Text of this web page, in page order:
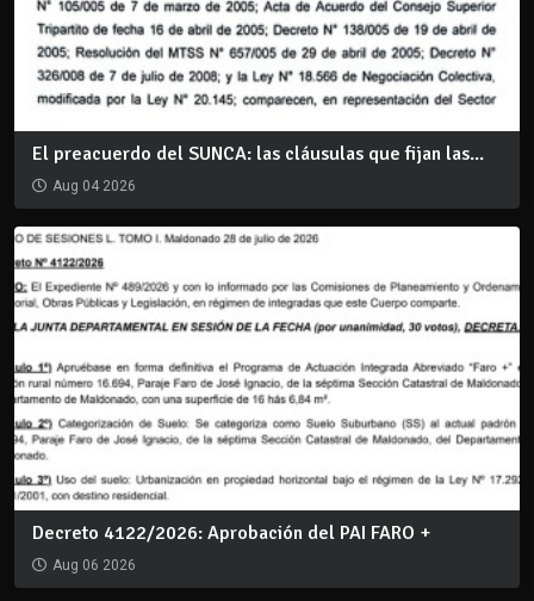
El preacuerdo del SUNCA: las cláusulas que fijan las...
Aug 04 2026
Decreto 4122/2026: Aprobación del PAI FARO +
Aug 06 2026